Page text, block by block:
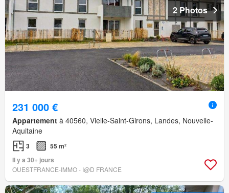
2 Photos
231 000 €
Appartement à 40560, Vielle-Saint-Girons, Landes, Nouvelle-
Aquitaine
3
55 m²
Il y a 30+ jours
OUESTFRANCE-IMMO - I@D FRANCE